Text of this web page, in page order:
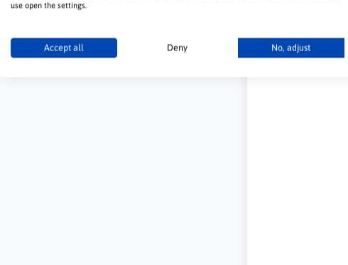
use open the settings.
Accept all Deny No, adjust